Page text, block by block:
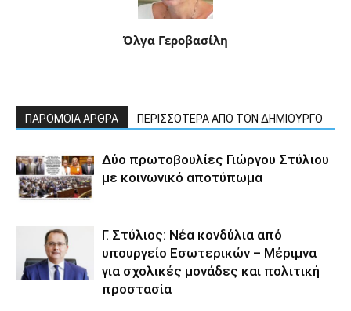
Όλγα Γεροβασίλη
ΠΑΡΟΜΟΙΑ ΑΡΘΡΑ ΠΕΡΙΣΣΟΤΕΡΑ ΑΠΟ ΤΟΝ ΔΗΜΙΟΥΡΓΟ
Δύο πρωτοβουλίες Γιώργου Στύλιου
με κοινωνικό αποτύπωμα
Γ. Στύλιος: Νέα κονδύλια από
υπουργείο Εσωτερικών – Μέριμνα
για σχολικές μονάδες και πολιτική
προστασία